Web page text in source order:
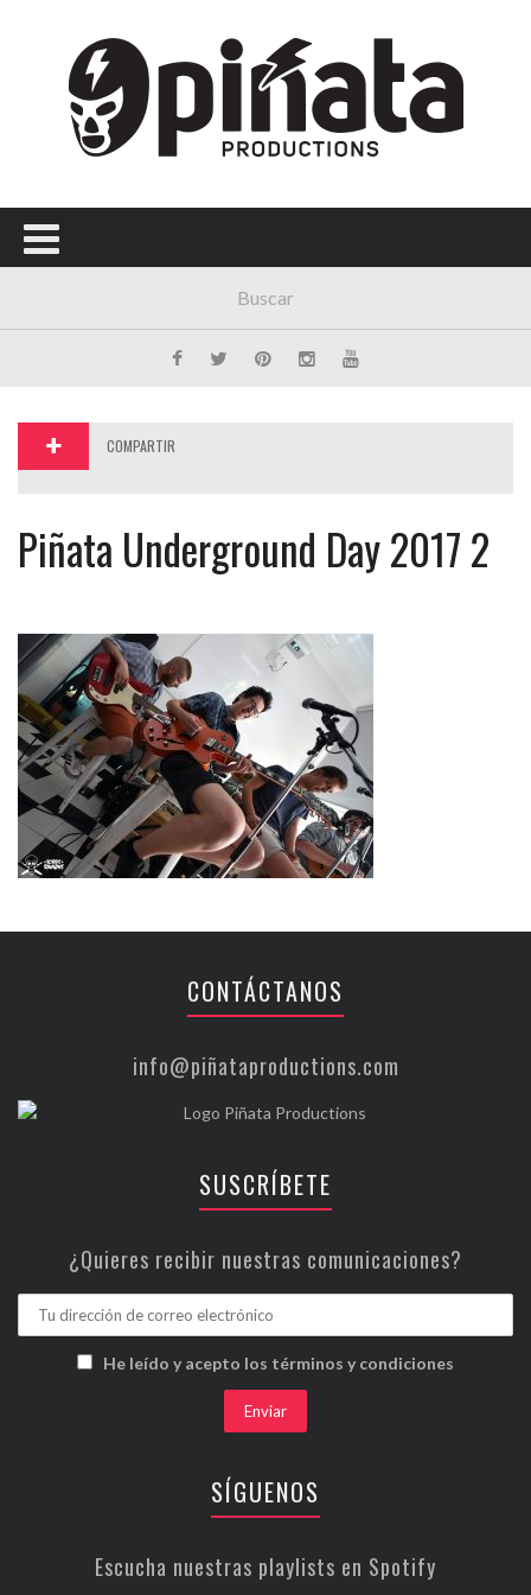
Menú Principal
PORTADA
CONCIERTOS
FESTIVALES
COMPARTIR
Piñata Underground Day 2017 2
CONTÁCTANOS
info@piñataproductions.com
SUSCRÍBETE
¿Quieres recibir nuestras comunicaciones?
He leído y acepto los términos y condiciones
SÍGUENOS
Escucha nuestras playlists en Spotify